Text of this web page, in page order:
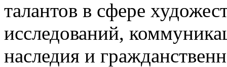
талантов в сфере
исследований,
наследия и